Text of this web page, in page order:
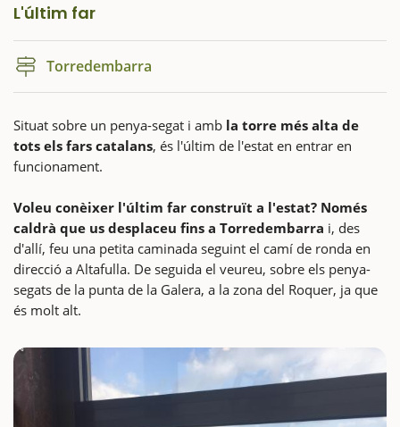
L'últim far
Torredembarra
Situat sobre un penya-segat i amb la torre més alta de
tots els fars catalans, és l'últim de l'estat en entrar en
funcionament.
Voleu conèixer l'últim far construït a l'estat? Només
caldrà que us desplaceu fins a Torredembarra i, des
d'allí, feu una petita caminada seguint el camí de ronda en
direcció a Altafulla. De seguida el veureu, sobre els penya-
segats de la punta de la Galera, a la zona del Roquer, ja que
és molt alt.